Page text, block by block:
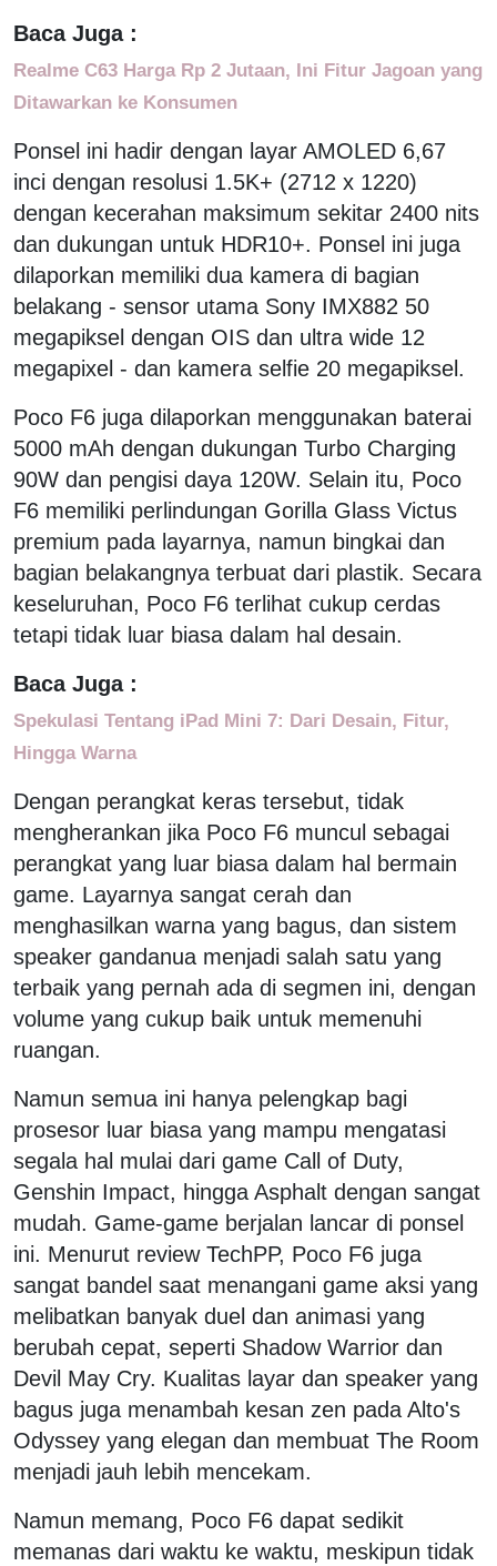
Baca Juga :
Realme C63 Harga Rp 2 Jutaan, Ini Fitur Jagoan yang
Ditawarkan ke Konsumen
Ponsel ini hadir dengan layar AMOLED 6,67
inci dengan resolusi 1.5K+ (2712 x 1220)
dengan kecerahan maksimum sekitar 2400 nits
dan dukungan untuk HDR10+. Ponsel ini juga
dilaporkan memiliki dua kamera di bagian
belakang - sensor utama Sony IMX882 50
megapiksel dengan OIS dan ultra wide 12
megapixel - dan kamera selfie 20 megapiksel.
Poco F6 juga dilaporkan menggunakan baterai
5000 mAh dengan dukungan Turbo Charging
90W dan pengisi daya 120W. Selain itu, Poco
F6 memiliki perlindungan Gorilla Glass Victus
premium pada layarnya, namun bingkai dan
bagian belakangnya terbuat dari plastik. Secara
keseluruhan, Poco F6 terlihat cukup cerdas
tetapi tidak luar biasa dalam hal desain.
Baca Juga :
Spekulasi Tentang iPad Mini 7: Dari Desain, Fitur,
Hingga Warna
Dengan perangkat keras tersebut, tidak
mengherankan jika Poco F6 muncul sebagai
perangkat yang luar biasa dalam hal bermain
game. Layarnya sangat cerah dan
menghasilkan warna yang bagus, dan sistem
speaker gandanua menjadi salah satu yang
terbaik yang pernah ada di segmen ini, dengan
volume yang cukup baik untuk memenuhi
ruangan.
Namun semua ini hanya pelengkap bagi
prosesor luar biasa yang mampu mengatasi
segala hal mulai dari game Call of Duty,
Genshin Impact, hingga Asphalt dengan sangat
mudah. Game-game berjalan lancar di ponsel
ini. Menurut review TechPP, Poco F6 juga
sangat bandel saat menangani game aksi yang
melibatkan banyak duel dan animasi yang
berubah cepat, seperti Shadow Warrior dan
Devil May Cry. Kualitas layar dan speaker yang
bagus juga menambah kesan zen pada Alto's
Odyssey yang elegan dan membuat The Room
menjadi jauh lebih mencekam.
Namun memang, Poco F6 dapat sedikit
memanas dari waktu ke waktu, meskipun tidak